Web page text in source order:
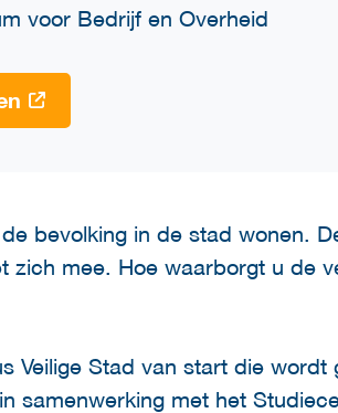
voor Bedrijf en Overheid
bevolking in de stad wonen.
zich mee. Hoe waarborgt u de
Veilige Stad van start die wordt
samenwerking met het